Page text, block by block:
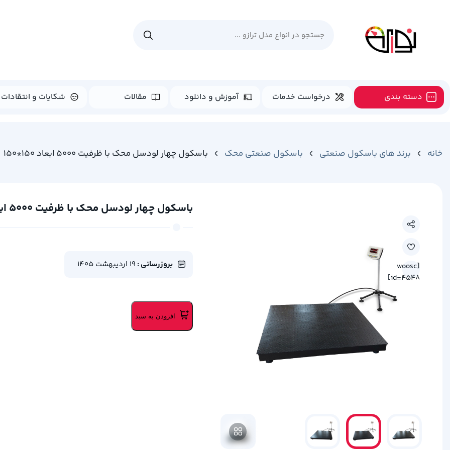
دسته بندی درخواست خدمات آموزش و دانلود مقالات شکایات و انتقادات
خانه برند های باسکول صنعتی باسکول صنعتی محک باسکول چهار لودسل محک با ظرفیت 5000 ابعاد 150*150
[woosc
id=4548]
باسکول چهار لودسل محک با ظرفیت 5000 ابعاد 150*150
بروزرسانی : 19 اردیبهشت 1405
افزودن به سبد